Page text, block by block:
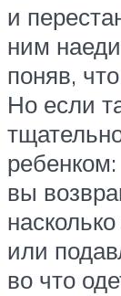
и
ним
поняв,
Но если
ребенком:
вы
или
во что